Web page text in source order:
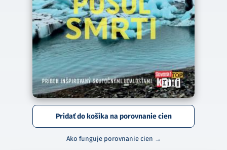
Pridať do košíka na porovnanie cien
Ako funguje porovnanie cien →